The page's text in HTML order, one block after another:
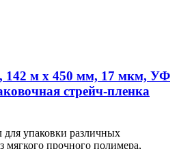
142 м х 450 мм, 17 мкм, УФ
стрейч-пленка
упаковки различных
мягкого прочного полимера,